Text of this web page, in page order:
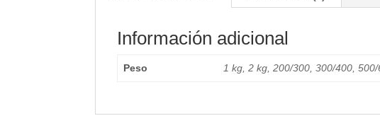
Información adicional
Peso 1 kg, 2 kg, 200/300, 300/400,